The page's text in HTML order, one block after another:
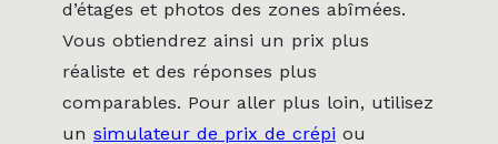
d’étages et photos des zones abîmées.
Vous obtiendrez ainsi un prix plus
réaliste et des réponses plus
comparables. Pour aller plus loin, utilisez
un simulateur de prix de crépi ou